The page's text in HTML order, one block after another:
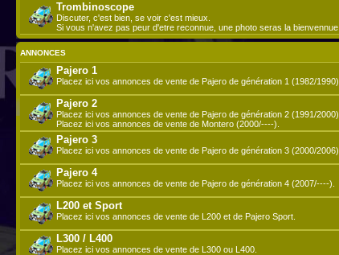
Trombinoscope
Discuter, c'est bien, se voir c'est mieux.
Si vous n'avez pas peur d'etre reconnue, une photo seras la bienvennue.
ANNONCES
Pajero 1
Placez ici vos annonces de vente de Pajero de génération 1 (1982/1990)
Pajero 2
Placez ici vos annonces de vente de Pajero de génération 2 (1991/2000).
Placez ici vos annonces de vente de Montero (2000/----).
Pajero 3
Placez ici vos annonces de vente de Pajero de génération 3 (2000/2006).
Pajero 4
Placez ici vos annonces de vente de Pajero de génération 4 (2007/----).
L200 et Sport
Placez ici vos annonces de vente de L200 et de Pajero Sport.
L300 / L400
Placez ici vos annonces de vente de L300 ou L400.